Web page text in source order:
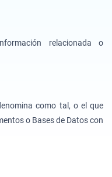
relacionada o
como tal, o el que
o Bases de Datos con